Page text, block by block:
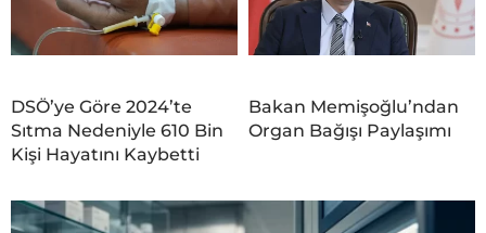
DSÖ’ye Göre 2024’te
Sıtma Nedeniyle 610 Bin
Kişi Hayatını Kaybetti
Bakan Memişoğlu’ndan
Organ Bağışı Paylaşımı